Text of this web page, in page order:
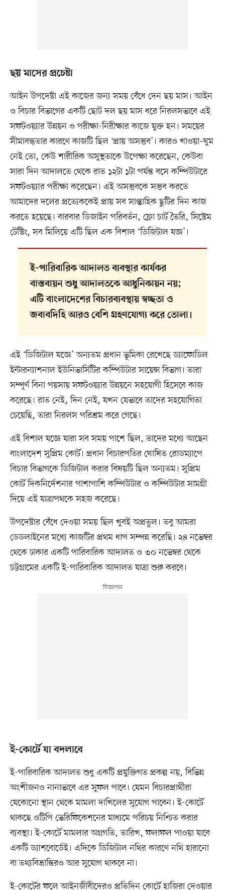
ছয় মাসের প্রচেষ্টা
আইন উপদেষ্টা এই কাজের জন্য সময় বেঁধে দেন ছয় মাস। আইন
ও বিচার বিভাগের একটি ছোট দল ছয় মাস ধরে নিরলসভাবে এই
সফটওয়্যার উন্নয়ন ও পরীক্ষা-নিরীক্ষার কাজে যুক্ত হন। সময়ের
সীমাবদ্ধতার কারণে কাজটি ছিল ‘প্রায় অসম্ভব’। কারও খাওয়া–ঘুম
নেই তো, কেউ শারীরিক অসুস্থতাকে উপেক্ষা করেছেন, কেউবা
সারা দিন আদালতে থেকে রাত ১২টা ১টা পর্যন্ত বসে কম্পিউটারে
সফটওয়্যার পরীক্ষা করেছেন। এই অসম্ভবকে সম্ভব করতে
আমাদের দলের প্রত্যেককেই প্রায় সব সাপ্তাহিক ছুটির দিন কাজ
করতে হয়েছে। বারবার ডিজাইন পরিবর্তন, ফ্লো চার্ট তৈরি, সিস্টেম
টেস্টিং, সব মিলিয়ে এটি ছিল এক বিশাল ‘ডিজিটাল যজ্ঞ’।
ই-পারিবারিক আদালত ব্যবস্থার কার্যকর
বাস্তবায়ন শুধু আদালতকে আধুনিকায়ন নয়;
এটি বাংলাদেশের বিচারব্যবস্থায় স্বচ্ছতা ও
জবাবদিহি আরও বেশি গ্রহণযোগ্য করে তোলা।
এই ‘ডিজিটাল যজ্ঞে’ অন্যতম প্রধান ভূমিকা রেখেছে ড্যাফোডিল
ইন্টারন্যাশনাল ইউনিভার্সিটির কম্পিউটার সায়েন্স বিভাগ। তারা
সম্পূর্ণ বিনা পয়সায় সফটওয়্যার উন্নয়নে সহযোগী হিসেবে কাজ
করেছে। রাত নেই, দিন নেই, যখন যেভাবে তাদের সহযোগিতা
চেয়েছি, তারা নিরলস পরিশ্রম করে গেছে।
এই বিশাল যজ্ঞে যারা সব সময় পাশে ছিল, তাদের মধ্যে আছেন
বাংলাদেশ সুপ্রিম কোর্ট। প্রধান বিচারপতির ঘোষিত রোডম্যাপে
বিচার বিভাগকে ডিজিটাল করার বিষয়টি ছিল অন্যতম। সুপ্রিম
কোর্ট দিকনির্দেশনার পাশাপাশি কম্পিউটার ও কম্পিউটার সামগ্রী
দিয়ে এই যাত্রাপথকে সহজ করেছে।
উপদেষ্টার বেঁধে দেওয়া সময় ছিল খুবই অপ্রতুল। তবু আমরা
ডেডলাইনের মধ্যে কাজটির প্রথম ধাপ সম্পন্ন করেছি। ২৪ নভেম্বর
থেকে ঢাকার একটি পারিবারিক আদালত ও ৩০ নভেম্বর থেকে
চট্টগ্রামের একটি ই-পারিবারিক আদালত যাত্রা শুরু করবে।
ই-কোর্টে যা বদলাবে
ই-পারিবারিক আদালত শুধু একটি প্রযুক্তিগত প্রকল্প নয়, বিভিন্ন
অংশীজনও নানাভাবে এর সুফল পাবে। যেমন বিচারপ্রার্থীরা
যেকোনো স্থান থেকে মামলা দাখিলের সুযোগ পাবেন। ই-কোর্টে
থাকছে ওটিপি ভেরিফিকেশনের মাধ্যমে পরিচয় নিশ্চিত করার
ব্যবস্থা। ই-কোর্টে মামলার অগ্রগতি, তারিখ, ফলাফল পাওয়া যাবে
একটি ড্যাশবোর্ডেই। এদিকে ডিজিটাল নথির কারণে নথি হারানো
বা তথ্যবিভ্রান্তিরও আর সুযোগ থাকবে না।
ই-কোর্টের ফলে আইনজীবীদেরও প্রতিদিন কোর্টে হাজিরা দেওয়ার